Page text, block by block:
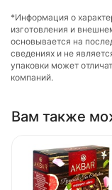
*Информация о
изготовления и
основывается на
сведениях и не
упаковки может
компаний.
Вам также